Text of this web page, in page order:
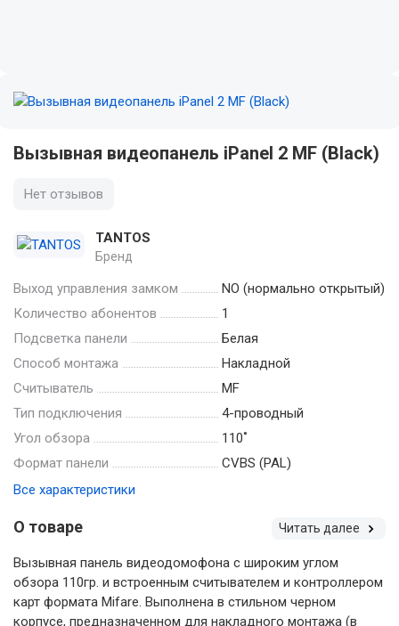
Вызывная видеопанель iPanel 2 MF (Black)
Нет отзывов
TANTOS
Бренд
Выход управления замком
NO (нормально открытый)
Количество абонентов
1
Подсветка панели
Белая
Способ монтажа
Накладной
Считыватель
MF
Тип подключения
4-проводный
Угол обзора
110˚
Формат панели
CVBS (PAL)
Все характеристики
О товаре Читать далее
Вызывная панель видеодомофона с широким углом
обзора 110гр. и встроенным считывателем и контроллером
карт формата Mifare. Выполнена в стильном черном
корпусе, предназначенном для накладного монтажа (в